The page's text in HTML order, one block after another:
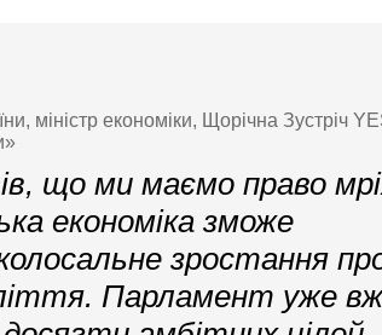
міністр економіки, Щорічна Зустріч
що ми маємо право
економіка зможе
зростання
Парламент уже